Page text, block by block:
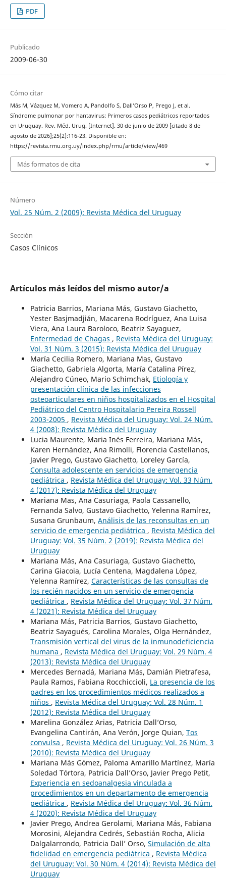
PDF
Publicado
2009-06-30
Cómo citar
Más M, Vázquez M, Vomero A, Pandolfo S, Dall’Orso P, Prego J, et al.
Síndrome pulmonar por hantavirus: Primeros casos pediátricos reportados
en Uruguay. Rev. Méd. Urug. [Internet]. 30 de junio de 2009 [citado 8 de
agosto de 2026];25(2):116-23. Disponible en:
https://revista.rmu.org.uy/index.php/rmu/article/view/469
Más formatos de cita
Número
Vol. 25 Núm. 2 (2009): Revista Médica del Uruguay
Sección
Casos Clínicos
Artículos más leídos del mismo autor/a
Patricia Barrios, Mariana Más, Gustavo Giachetto,
Yester Basjmadjián, Macarena Rodríguez, Ana Luisa
Viera, Ana Laura Baroloco, Beatriz Sayaguez,
Enfermedad de Chagas , Revista Médica del Uruguay:
Vol. 31 Núm. 3 (2015): Revista Médica del Uruguay
María Cecilia Romero, Mariana Mas, Gustavo
Giachetto, Gabriela Algorta, María Catalina Pírez,
Alejandro Cúneo, Mario Schimchak, Etiología y
presentación clínica de las infecciones
osteoarticulares en niños hospitalizados en el Hospital
Pediátrico del Centro Hospitalario Pereira Rossell
2003-2005 , Revista Médica del Uruguay: Vol. 24 Núm.
4 (2008): Revista Médica del Uruguay
Lucia Maurente, Maria Inés Ferreira, Mariana Más,
Karen Hernández, Ana Rimolli, Florencia Castellanos,
Javier Prego, Gustavo Giachetto, Loreley García,
Consulta adolescente en servicios de emergencia
pediátrica , Revista Médica del Uruguay: Vol. 33 Núm.
4 (2017): Revista Médica del Uruguay
Mariana Mas, Ana Casuriaga, Paola Cassanello,
Fernanda Salvo, Gustavo Giachetto, Yelenna Ramírez,
Susana Grunbaum, Análisis de las reconsultas en un
servicio de emergencia pediátrica , Revista Médica del
Uruguay: Vol. 35 Núm. 2 (2019): Revista Médica del
Uruguay
Mariana Más, Ana Casuriaga, Gustavo Giachetto,
Carina Giacoia, Lucía Centena, Magdalena López,
Yelenna Ramírez, Características de las consultas de
los recién nacidos en un servicio de emergencia
pediátrica , Revista Médica del Uruguay: Vol. 37 Núm.
4 (2021): Revista Médica del Uruguay
Mariana Más, Patricia Barrios, Gustavo Giachetto,
Beatriz Sayagués, Carolina Morales, Olga Hernández,
Transmisión vertical del virus de la inmunodeficiencia
humana , Revista Médica del Uruguay: Vol. 29 Núm. 4
(2013): Revista Médica del Uruguay
Mercedes Bernadá, Mariana Más, Damián Pietrafesa,
Paula Ramos, Fabiana Rocchiccioli, La presencia de los
padres en los procedimientos médicos realizados a
niños , Revista Médica del Uruguay: Vol. 28 Núm. 1
(2012): Revista Médica del Uruguay
Marelina González Arias, Patricia Dall’Orso,
Evangelina Cantirán, Ana Verón, Jorge Quian, Tos
convulsa , Revista Médica del Uruguay: Vol. 26 Núm. 3
(2010): Revista Médica del Uruguay
Mariana Más Gómez, Paloma Amarillo Martínez, María
Soledad Tórtora, Patricia Dall’Orso, Javier Prego Petit,
Experiencia en sedoanalgesia vinculada a
procedimientos en un departamento de emergencia
pediátrica , Revista Médica del Uruguay: Vol. 36 Núm.
4 (2020): Revista Médica del Uruguay
Javier Prego, Andrea Gerolami, Mariana Más, Fabiana
Morosini, Alejandra Cedrés, Sebastián Rocha, Alicia
Dalgalarrondo, Patricia Dall’ Orso, Simulación de alta
fidelidad en emergencia pediátrica , Revista Médica
del Uruguay: Vol. 30 Núm. 4 (2014): Revista Médica del
Uruguay